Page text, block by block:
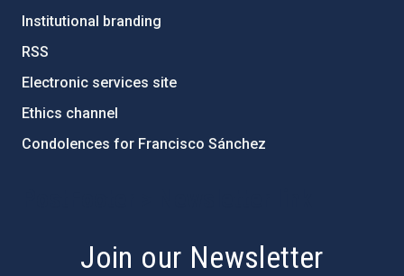
Institutional branding
RSS
Electronic services site
Ethics channel
Condolences for Francisco Sánchez
Join our Newsletter